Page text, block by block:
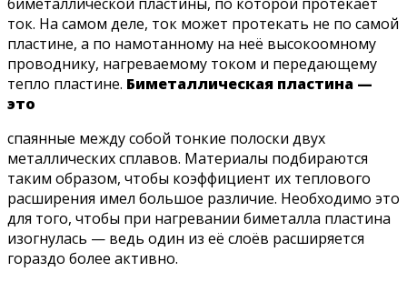
ток. На самом деле, ток может протекать не по самой
пластине, а по намотанному на неё высокоомному
проводнику, нагреваемому током и передающему
тепло пластине. Биметаллическая пластина —
это
спаянные между собой тонкие полоски двух
металлических сплавов. Материалы подбираются
таким образом, чтобы коэффициент их теплового
расширения имел большое различие. Необходимо это
для того, чтобы при нагревании биметалла пластина
изогнулась — ведь один из её слоёв расширяется
гораздо более активно.